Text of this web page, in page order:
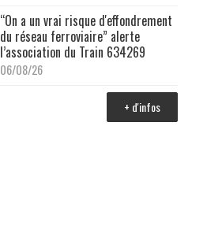
“On a un vrai risque d'effondrement
du réseau ferroviaire” alerte
l’association du Train 634269
06/08/26
+ d'infos